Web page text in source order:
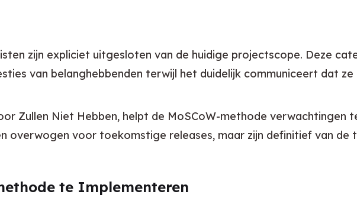
zijn expliciet uitgesloten van de huidige projectscope. Deze
van belanghebbenden terwijl het duidelijk communiceert dat ze
Zullen Niet Hebben, helpt de MoSCoW-methode verwachtingen
overwogen voor toekomstige releases, maar zijn definitief van
te Implementeren